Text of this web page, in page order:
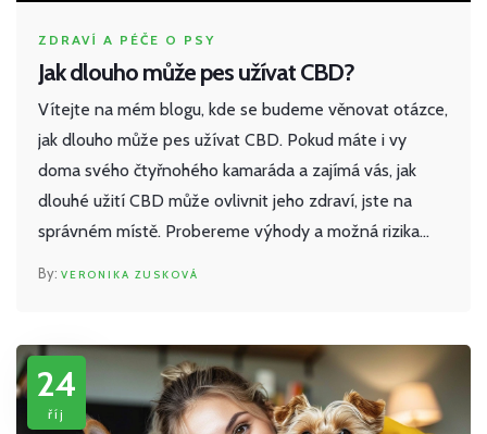
ZDRAVÍ A PÉČE O PSY
Jak dlouho může pes užívat CBD?
Vítejte na mém blogu, kde se budeme věnovat otázce,
jak dlouho může pes užívat CBD. Pokud máte i vy
doma svého čtyřnohého kamaráda a zajímá vás, jak
dlouhé užití CBD může ovlivnit jeho zdraví, jste na
správném místě. Probereme výhody a možná rizika
pomohou učinit nejlepší rozhodnutí pro vašeho
nejlepšího kamaráda.
VERONIKA ZUSKOVÁ
24
říj